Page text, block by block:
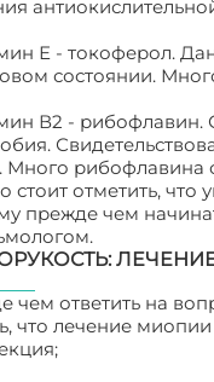
Е - токоферол.
состоянии.
В2 - рибофлавин.
Много
стоит отметить, что
прежде чем
чем ответить на
что лечение